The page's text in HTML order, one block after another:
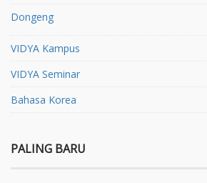
Dongeng
VIDYA Kampus
VIDYA Seminar
Bahasa Korea
PALING BARU